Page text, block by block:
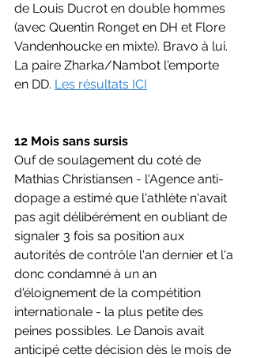
de Louis Ducrot en double hommes
(avec Quentin Ronget en DH et Flore
Vandenhoucke en mixte). Bravo à lui.
La paire Zharka/Nambot l'emporte
en DD. Les résultats ICI
12 Mois sans sursis
Ouf de soulagement du coté de
Mathias Christiansen - l'Agence anti-
dopage a estimé que l'athlète n'avait
pas agit délibérément en oubliant de
signaler 3 fois sa position aux
autorités de contrôle l'an dernier et l'a
donc condamné à un an
d'éloignement de la compétition
internationale - la plus petite des
peines possibles. Le Danois avait
anticipé cette décision dès le mois de